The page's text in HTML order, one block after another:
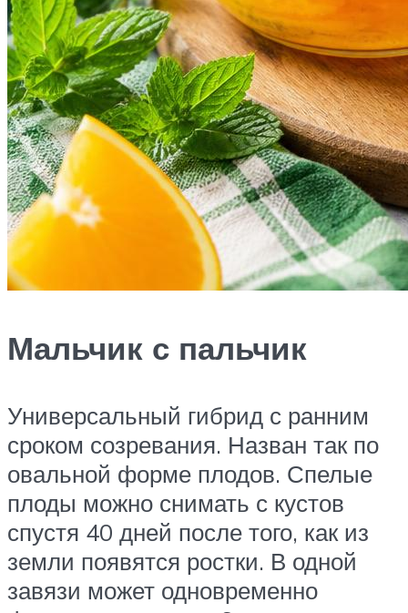
Мальчик с пальчик
Универсальный гибрид с ранним
сроком созревания. Назван так по
овальной форме плодов. Спелые
плоды можно снимать с кустов
спустя 40 дней после того, как из
земли появятся ростки. В одной
завязи может одновременно